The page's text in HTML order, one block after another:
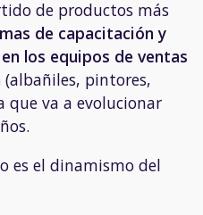
de productos más
de capacitación y
los equipos de ventas
(albañiles, pintores,
que va a evolucionar
es el dinamismo del